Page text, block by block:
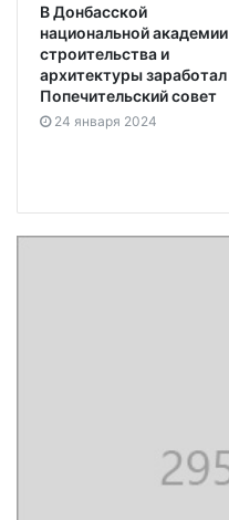
В Донбасской
национальной академии
строительства и
архитектуры заработал
Попечительский совет
24 января 2024